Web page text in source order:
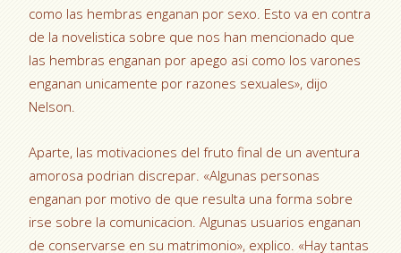
como las hembras enganan por sexo. Esto va en contra
de la novelistica sobre que nos han mencionado que
las hembras enganan por apego asi­ como los varones
enganan unicamente por razones sexuales», dijo
Nelson.
Aparte, las motivaciones del fruto final de un aventura
amorosa podri­an discrepar. «Algunas personas
enganan por motivo de que resulta una forma sobre
irse sobre la comunicacion. Algunas usuarios enganan
de conservarse en su matrimonio», explico. «Hay tantas